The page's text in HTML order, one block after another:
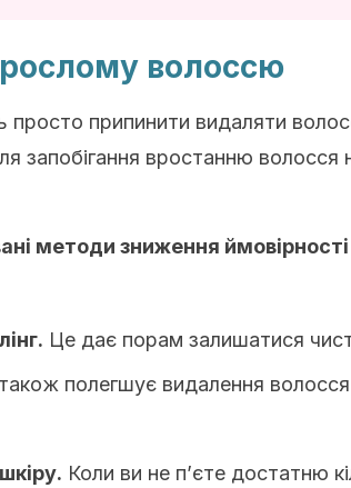
волоссю
просто припинити видаляти
запобігання вростанню волосся
методи зниження
Це дає порам залишатися
полегшує видалення волосся
Коли ви не п’єте достатню